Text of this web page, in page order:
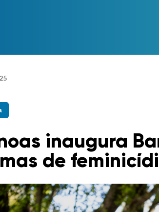
inaugura
de